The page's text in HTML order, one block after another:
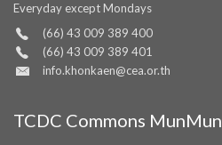
Everyday except Mondays
(66) 43 009 389 400
(66) 43 009 389 401
info.khonkaen@cea.or.th
TCDC Commons MunMun